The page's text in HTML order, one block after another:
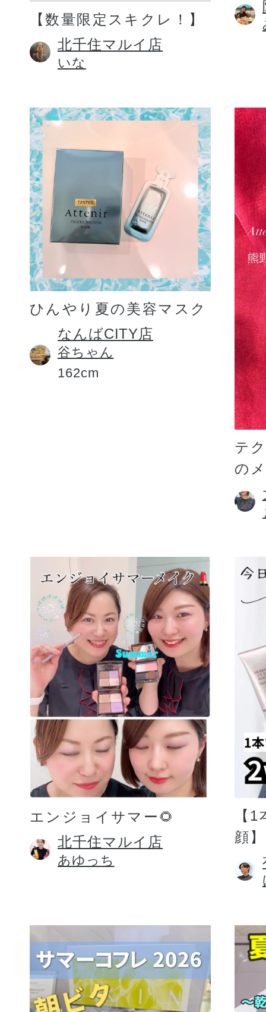
【数量限定スキクレ！】
北千住マルイ店
いな
ひんやり夏の美容マスク
なんばCITY店
谷ちゃん
162cm
テ
の
エンジョイサマー🌻
北千住マルイ店
あゆっち
【
顔】